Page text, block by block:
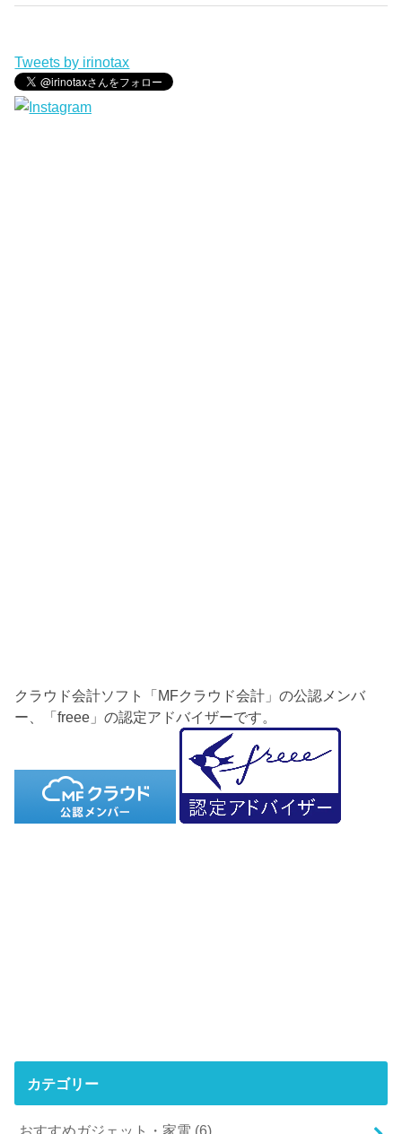
Tweets by irinotax
クラウド会計ソフト「MFクラウド会計」の公認メンバ
ー、「freee」の認定アドバイザーです。
カテゴリー